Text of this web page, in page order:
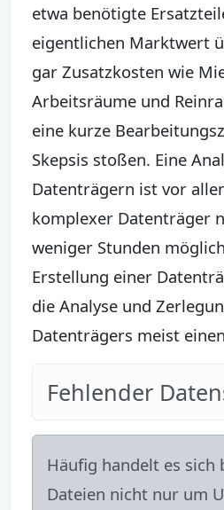
etwa benötigte
eigentlichen Marktwert
gar Zusatzkosten wie
Arbeitsräume und
eine kurze
Skepsis stoßen. Eine
Datenträgern ist vor
komplexer Datenträger
weniger Stunden
Erstellung einer
die Analyse und
Datenträgers meist
Fehlender
Häufig handelt es sich
Dateien nicht nur um